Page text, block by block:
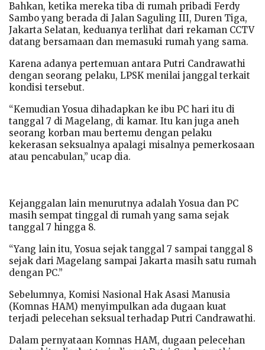
Bahkan, ketika mereka tiba di rumah pribadi Ferdy
Sambo yang berada di Jalan Saguling III, Duren Tiga,
Jakarta Selatan, keduanya terlihat dari rekaman CCTV
datang bersamaan dan memasuki rumah yang sama.
Karena adanya pertemuan antara Putri Candrawathi
dengan seorang pelaku, LPSK menilai janggal terkait
kondisi tersebut.
“Kemudian Yosua dihadapkan ke ibu PC hari itu di
tanggal 7 di Magelang, di kamar. Itu kan juga aneh
seorang korban mau bertemu dengan pelaku
kekerasan seksualnya apalagi misalnya pemerkosaan
atau pencabulan,” ucap dia.
Kejanggalan lain menurutnya adalah Yosua dan PC
masih sempat tinggal di rumah yang sama sejak
tanggal 7 hingga 8.
“Yang lain itu, Yosua sejak tanggal 7 sampai tanggal 8
sejak dari Magelang sampai Jakarta masih satu rumah
dengan PC.”
Sebelumnya, Komisi Nasional Hak Asasi Manusia
(Komnas HAM) menyimpulkan ada dugaan kuat
terjadi pelecehan seksual terhadap Putri Candrawathi.
Dalam pernyataan Komnas HAM, dugaan pelecehan